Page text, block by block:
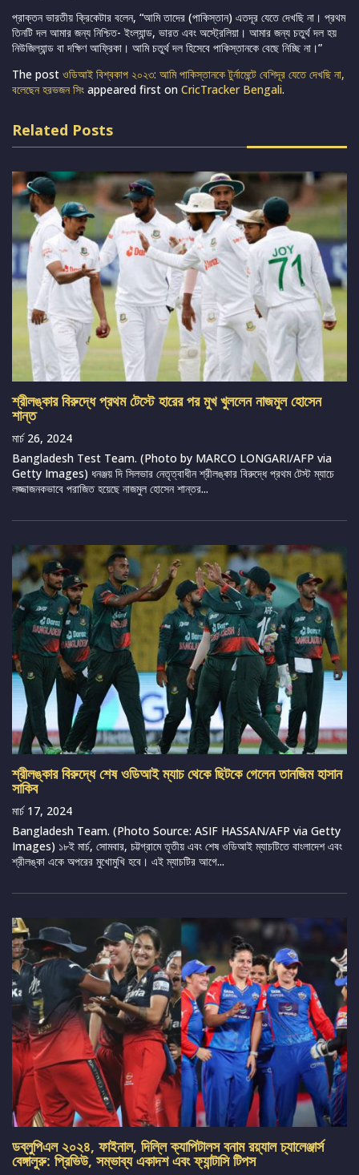
প্রাক্তন ভারতীয় ক্রিকেটার বলেন, “আমি তাদের (পাকিস্তান) এতদূর যেতে দেখছি না। প্রথম
তিনটি দল আমার জন্য নিশ্চিত- ইংল্যান্ড, ভারত এবং অস্ট্রেলিয়া। আমার জন্য চতুর্থ দল হয়
নিউজিল্যান্ড বা দক্ষিণ আফ্রিকা। আমি চতুর্থ দল হিসেবে পাকিস্তানকে বেছে নিচ্ছি না।”
The post ওডিআই বিশ্বকাপ ২০২৩: আমি পাকিস্তানকে টুর্নামেন্টে বেশিদূর যেতে দেখছি না,
বলেছেন হরভজন সিং appeared first on CricTracker Bengali.
Related Posts
শ্রীলঙ্কার বিরুদ্ধে প্রথম টেস্টে হারের পর মুখ খুললেন নাজমুল হোসেন
শান্ত
মার্চ 26, 2024
Bangladesh Test Team. (Photo by MARCO LONGARI/AFP via
Getty Images) ধনঞ্জয় দি সিলভার নেতৃত্বাধীন শ্রীলঙ্কার বিরুদ্ধে প্রথম টেস্ট ম্যাচে
লজ্জাজনকভাবে পরাজিত হয়েছে নাজমুল হোসেন শান্তর...
শ্রীলঙ্কার বিরুদ্ধে শেষ ওডিআই ম্যাচ থেকে ছিটকে গেলেন তানজিম হাসান
সাকিব
মার্চ 17, 2024
Bangladesh Team. (Photo Source: ASIF HASSAN/AFP via Getty
Images) ১৮ই মার্চ, সোমবার, চট্টগ্রামে তৃতীয় এবং শেষ ওডিআই ম্যাচটিতে বাংলাদেশ এবং
শ্রীলঙ্কা একে অপরের মুখোমুখি হবে। এই ম্যাচটির আগে...
ডব্লুপিএল ২০২৪, ফাইনাল, দিল্লি ক্যাপিটালস বনাম রয়্যাল চ্যালেঞ্জার্স
বেঙ্গালুরু: প্রিভিউ, সম্ভাব্য একাদশ এবং ফ্যান্টাসি টিপস